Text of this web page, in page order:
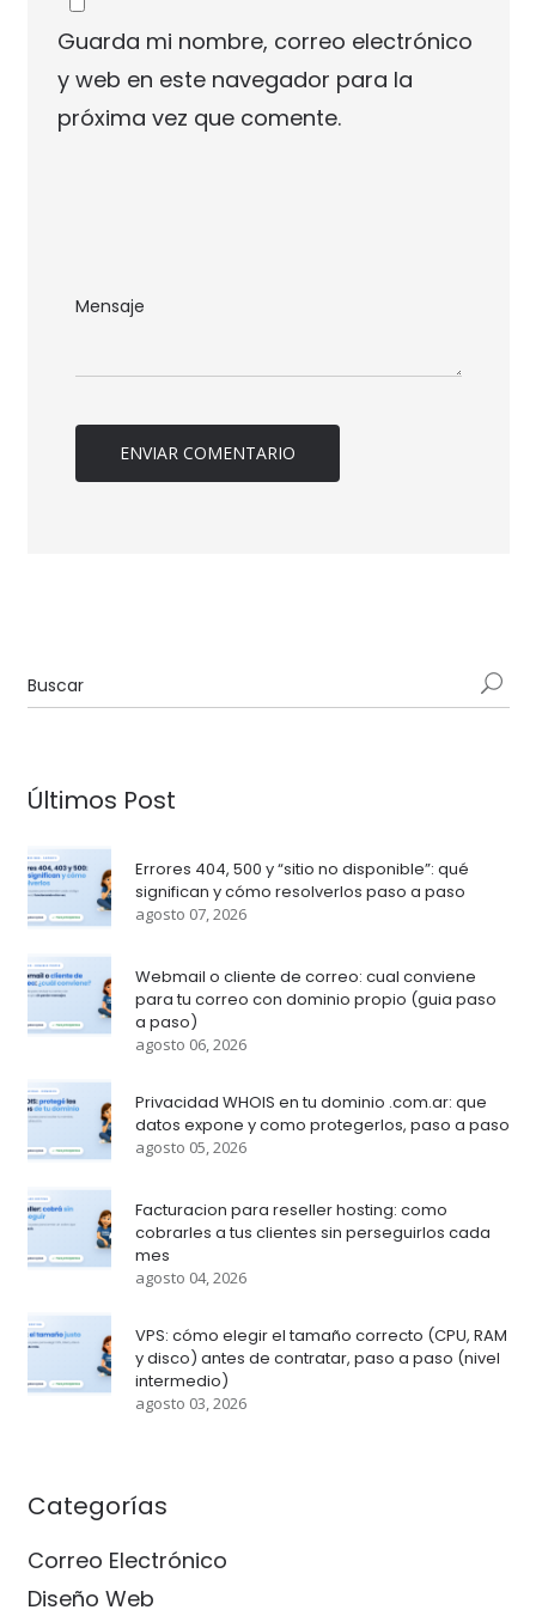
Guarda mi nombre, correo electrónico
y web en este navegador para la
próxima vez que comente.
Últimos Post
Errores 404, 500 y “sitio no disponible”: qué
significan y cómo resolverlos paso a paso
agosto 07, 2026
Webmail o cliente de correo: cual conviene
para tu correo con dominio propio (guia paso
a paso)
agosto 06, 2026
Privacidad WHOIS en tu dominio .com.ar: que
datos expone y como protegerlos, paso a paso
agosto 05, 2026
Facturacion para reseller hosting: como
cobrarles a tus clientes sin perseguirlos cada
mes
agosto 04, 2026
VPS: cómo elegir el tamaño correcto (CPU, RAM
y disco) antes de contratar, paso a paso (nivel
intermedio)
agosto 03, 2026
Categorías
Correo Electrónico
Diseño Web